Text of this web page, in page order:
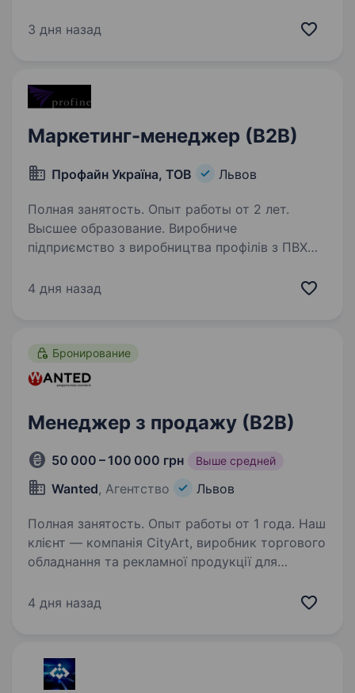
Підготовка матеріалів для статей та блогу
3 дня назад
Маркетинг-менеджер (В2В)
Профайн Україна, ТОВ Львов
Полная занятость. Опыт работы от 2 лет.
Высшее образование. Виробниче
підприємство з виробництва профілів з ПВХ
роботу маркетинг-менеджера В2В. ВИМОГИ:
4 дня назад
Бронирование
Менеджер з продажу (В2В)
50 000 – 100 000 грн Выше средней
Wanted, Агентство Львов
Полная занятость. Опыт работы от 1 года. Наш
клієнт — компанія CityArt, виробник торгового
обладнання та рекламної продукції для
Coca-Cola, Pepsi, Nestlé, Епіцентр та ін. Зараз
4 дня назад